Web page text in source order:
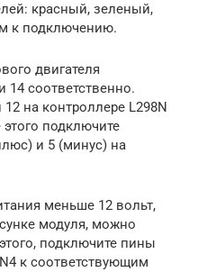
красный, зеленый,
к подключению.
двигателя
14 соответственно.
на контроллере L298N
подключите
и 5 (минус) на
меньше 12 вольт,
модуля, можно
подключите пины
к соответствующим